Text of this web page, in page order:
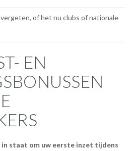
of het nu clubs of nationale
EN
staat om uw eerste inzet tijdens